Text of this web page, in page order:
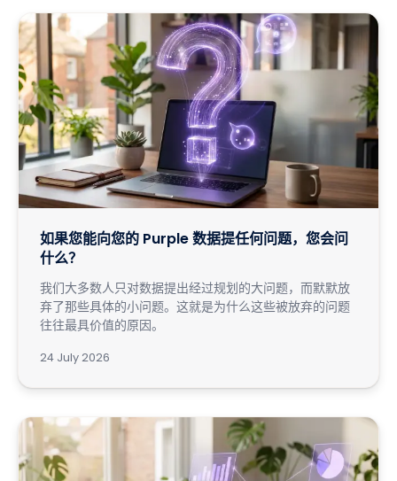
如果您能向您的 Purple 数据提任何问题，您会问
什么？
我们大多数人只对数据提出经过规划的大问题，而默默放
弃了那些具体的小问题。这就是为什么这些被放弃的问题
往往最具价值的原因。
24 July 2026